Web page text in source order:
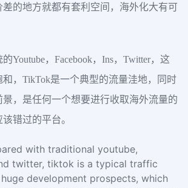
的地方就都有套利空间，海外化大有可
Youtube，Facebook，Ins，Twitter，这
和，TikTok是一个典型的流量洼地，同时
，是任何一个想要进行收取海外流量的
错过的平台。
with traditional youtube,
twitter, tiktok is a typical traffic
development prospects, which